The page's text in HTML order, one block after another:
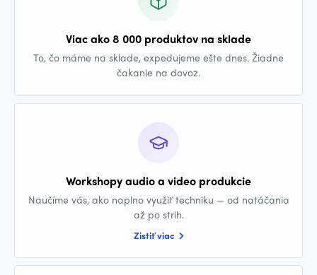
Viac ako 8 000 produktov na sklade
To, čo máme na sklade, expedujeme ešte dnes. Žiadne
čakanie na dovoz.
Workshopy audio a video produkcie
Naučíme vás, ako naplno využiť techniku — od natáčania
až po strih.
Zistiť viac